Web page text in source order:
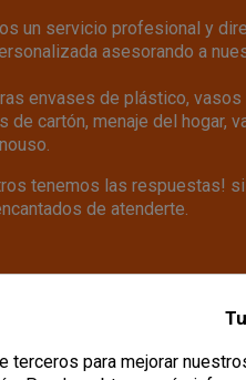
un servicio profesional y
asesorando a
envases de plástico,
de cartón, menaje del hogar,
tenemos las respuestas!
de atenderte.
terceros para mejorar